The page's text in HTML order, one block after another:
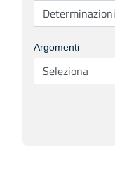
Argomenti